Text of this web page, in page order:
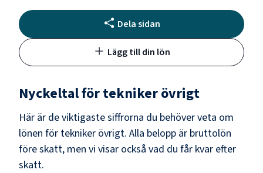
Dela sidan
Lägg till din lön
Nyckeltal förtekniker övrigt
Här är de viktigaste siffrorna du behöver veta om
lönen för tekniker övrigt. Alla belopp är bruttolön
före skatt, men vi visar också vad du får kvar efter
skatt.